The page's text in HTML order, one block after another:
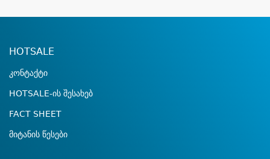
HOTSALE
კონტაქტი
HOTSALE-ის შესახებ
FACT SHEET
მიტანის წესები